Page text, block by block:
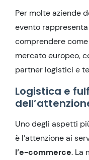
Per molte aziende
evento rappresenta
comprendere
mercato europeo,
partner logistici e
Logistica e
Uno degli aspetti
è l’attenzione ai
l’e-commerce. La